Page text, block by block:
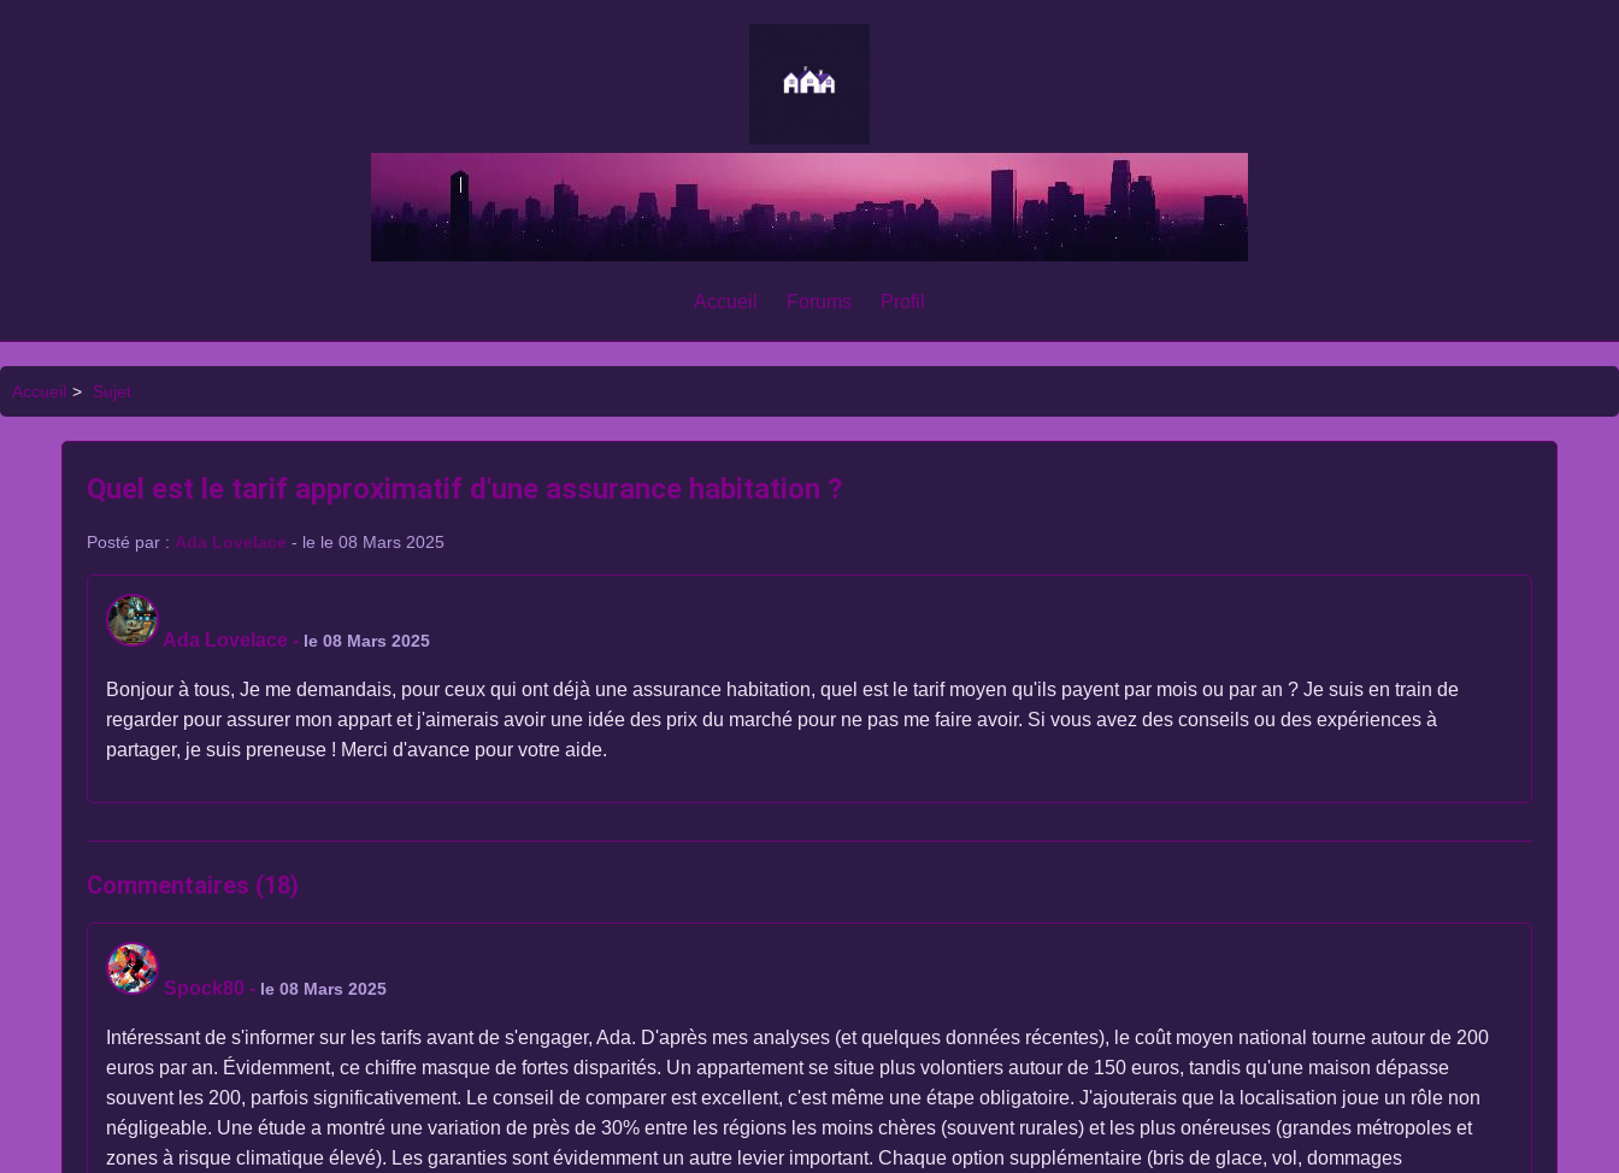
Accueil Forums Profil
Accueil > Sujet
Quel est le tarif approximatif d'une assurance habitation ?
Posté par : Ada Lovelace - le le 08 Mars 2025
Ada Lovelace - le 08 Mars 2025
Bonjour à tous, Je me demandais, pour ceux qui ont déjà une assurance habitation, quel est le tarif moyen qu'ils payent par mois ou par an ? Je suis en train de
regarder pour assurer mon appart et j'aimerais avoir une idée des prix du marché pour ne pas me faire avoir. Si vous avez des conseils ou des expériences à
partager, je suis preneuse ! Merci d'avance pour votre aide.
Commentaires (18)
Spock80 - le 08 Mars 2025
Intéressant de s'informer sur les tarifs avant de s'engager, Ada. D'après mes analyses (et quelques données récentes), le coût moyen national tourne autour de 200
euros par an. Évidemment, ce chiffre masque de fortes disparités. Un appartement se situe plus volontiers autour de 150 euros, tandis qu'une maison dépasse
souvent les 200, parfois significativement. Le conseil de comparer est excellent, c'est même une étape obligatoire. J'ajouterais que la localisation joue un rôle non
négligeable. Une étude a montré une variation de près de 30% entre les régions les moins chères (souvent rurales) et les plus onéreuses (grandes métropoles et
zones à risque climatique élevé). Les garanties sont évidemment un autre levier important. Chaque option supplémentaire (bris de glace, vol, dommages